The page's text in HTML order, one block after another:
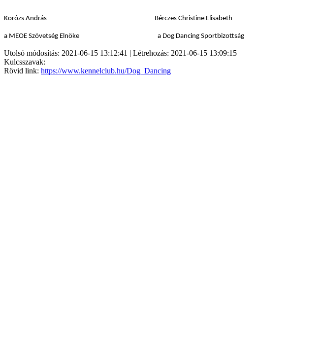
Korózs András Bérczes Christine Elisabeth
a MEOE Szövetség Elnöke a Dog Dancing Sportbizottság
Utolsó módosítás: 2021-06-15 13:12:41 | Létrehozás: 2021-06-15 13:09:15
Kulcsszavak:
Rövid link: https://www.kennelclub.hu/Dog_Dancing